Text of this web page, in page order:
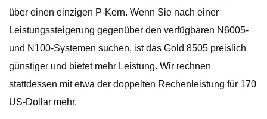
über einen einzigen P-Kern. Wenn Sie nach einer
Leistungssteigerung gegenüber den verfügbaren N6005-
und N100-Systemen suchen, ist das Gold 8505 preislich
günstiger und bietet mehr Leistung. Wir rechnen
stattdessen mit etwa der doppelten Rechenleistung für 170
US-Dollar mehr.